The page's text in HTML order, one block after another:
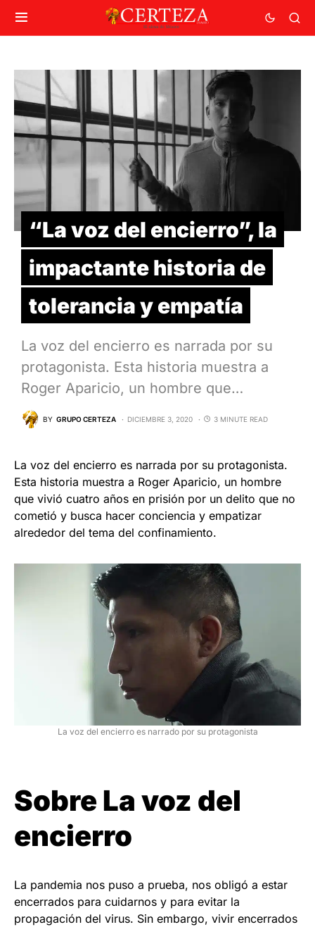
“La voz del encierro”, la
impactante historia de
tolerancia y empatía
La voz del encierro es narrada por su
protagonista. Esta historia muestra a
Roger Aparicio, un hombre que…
BY GRUPO CERTEZA DICIEMBRE 3, 2020 3 MINUTE READ
La voz del encierro es narrada por su protagonista.
Esta historia muestra a Roger Aparicio, un hombre
que vivió cuatro años en prisión por un delito que no
cometió y busca hacer conciencia y empatizar
alrededor del tema del confinamiento.
La voz del encierro es narrado por su protagonista
Sobre La voz del
encierro
La pandemia nos puso a prueba, nos obligó a estar
encerrados para cuidarnos y para evitar la
propagación del virus. Sin embargo, vivir encerrados